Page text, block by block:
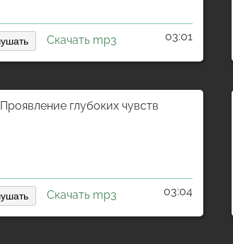
Скачать mp3 03:01
Проявление глубоких чувств
Скачать mp3 03:04